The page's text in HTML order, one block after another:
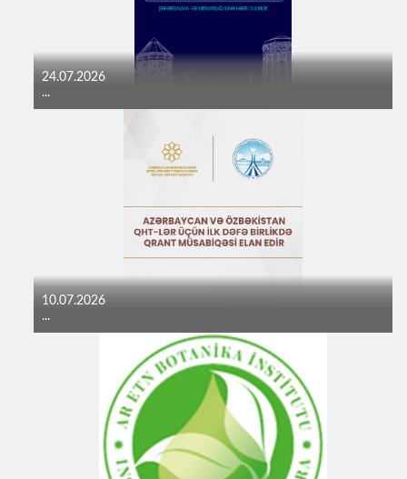
24.07.2026
...
10.07.2026
...